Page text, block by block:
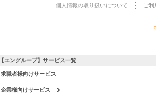
個人情報の取り扱いについて ご利
【エングループ】サービス一覧
求職者様向けサービス
企業様向けサービス